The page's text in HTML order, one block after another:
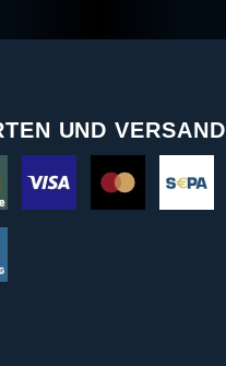
UND VERSAND